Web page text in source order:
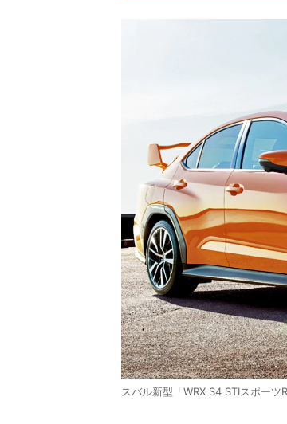
スバル新型「WRX S4 STIスポーツR